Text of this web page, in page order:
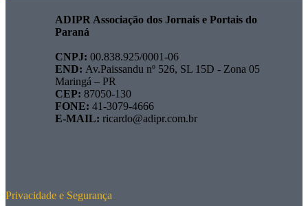
ADIPR Associação dos Jornais e Portais do
Paraná
CNPJ: 00.838.925/0001-06
END: Av.Paissandu nº 526, SL 15D - Zona 05
Maringá – PR
CEP: 87050-130
FONE: 41-3079-4666
E-MAIL: ricardo@adipr.com.br
Privacidade e Segurança